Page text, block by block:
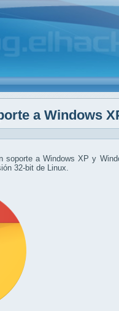
a Windows
soporte a Windows XP y
32-bit de Linux.